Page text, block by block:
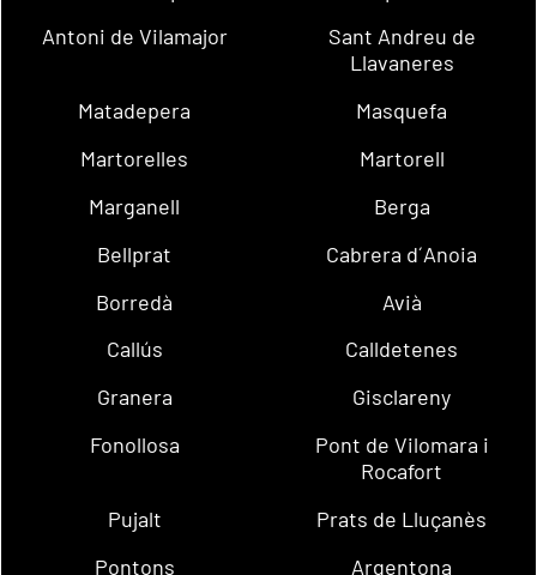
Antoni de Vilamajor
Sant Andreu de
Llavaneres
Matadepera
Masquefa
Martorelles
Martorell
Marganell
Berga
Bellprat
Cabrera d´Anoia
Borredà
Avià
Callús
Calldetenes
Granera
Gisclareny
Fonollosa
Pont de Vilomara i
Rocafort
Pujalt
Prats de Lluçanès
Pontons
Argentona